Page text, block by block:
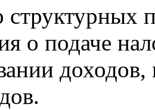
структурных
о подаче
доходов,